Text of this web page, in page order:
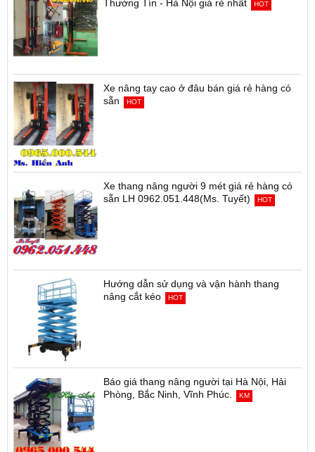
Địa chỉ bán xe nâng tay cao ngay tại
Thường Tín - Hà Nội giá rẻ nhất
HOT
Xe nâng tay cao ở đâu bán giá rẻ hàng có
sẵn
HOT
Xe thang nâng người 9 mét giá rẻ hàng có
sẵn LH 0962.051.448(Ms. Tuyết)
HOT
Hướng dẫn sử dụng và vận hành thang
nâng cắt kéo
HOT